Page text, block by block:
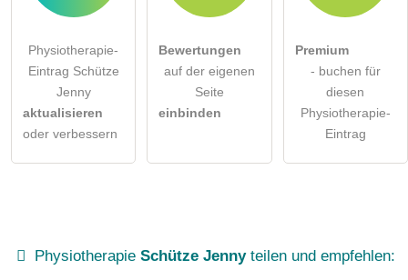
Physiotherapie-
Eintrag Schütze
Jenny
aktualisieren
oder verbessern
Bewertungen
auf der eigenen
Seite
einbinden
Premium
- buchen für
diesen
Physiotherapie-
Eintrag
Physiotherapie Schütze Jennyteilen und empfehlen: